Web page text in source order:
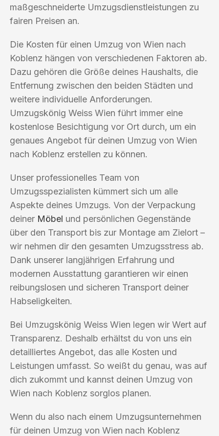
maßgeschneiderte Umzugsdienstleistungen zu
fairen Preisen an.
Die Kosten für einen Umzug von Wien nach
Koblenz hängen von verschiedenen Faktoren ab.
Dazu gehören die Größe deines Haushalts, die
Entfernung zwischen den beiden Städten und
weitere individuelle Anforderungen.
Umzugskönig Weiss Wien führt immer eine
kostenlose Besichtigung vor Ort durch, um ein
genaues Angebot für deinen Umzug von Wien
nach Koblenz erstellen zu können.
Unser professionelles Team von
Umzugsspezialisten kümmert sich um alle
Aspekte deines Umzugs. Von der Verpackung
deiner Möbel und persönlichen Gegenstände
über den Transport bis zur Montage am Zielort –
wir nehmen dir den gesamten Umzugsstress ab.
Dank unserer langjährigen Erfahrung und
modernen Ausstattung garantieren wir einen
reibungslosen und sicheren Transport deiner
Habseligkeiten.
Bei Umzugskönig Weiss Wien legen wir Wert auf
Transparenz. Deshalb erhältst du von uns ein
detailliertes Angebot, das alle Kosten und
Leistungen umfasst. So weißt du genau, was auf
dich zukommt und kannst deinen Umzug von
Wien nach Koblenz sorglos planen.
Wenn du also nach einem Umzugsunternehmen
für deinen Umzug von Wien nach Koblenz